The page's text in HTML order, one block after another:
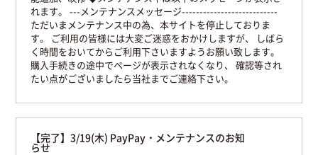
れます。 ---メンテナンスメッセージ---------------------------
ただいまメンテナンス中の為、本サイトを停止しておりま
す。
ご利用の皆様には大変ご迷惑をおかけしますが、
しばら
く時間をおいてからご利用下さいますようお願い致します。
購入手続きの途中でページが表示されなくなり、
確認等され
たい点がございましたら当社までご連絡下さい。
【完了】3/19(木) PayPay・メンテナンスのお知
らせ